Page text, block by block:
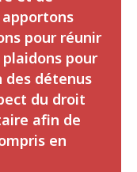
pour réunir
pour
détenus
du droit
afin de
en